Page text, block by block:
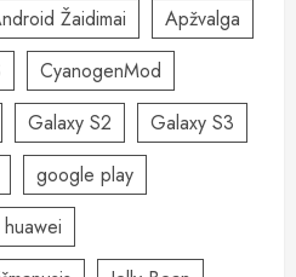
Žaidimai
Apžvalga
CyanogenMod
Galaxy S2
Galaxy S3
google play
huawei